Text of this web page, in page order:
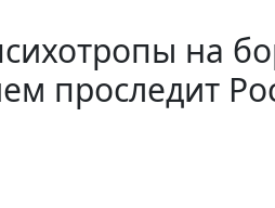
на
проследит